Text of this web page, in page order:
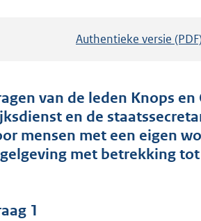
Authentieke versie
van de leden Knops
en de
mensen met een eigen
met betrekking
1